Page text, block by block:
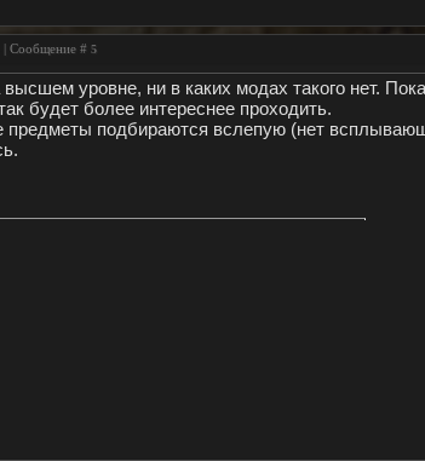
Сообщение # 5
уровне, ни в каких модах такого нет.
будет более интереснее проходить.
предметы подбираются вслепую (нет